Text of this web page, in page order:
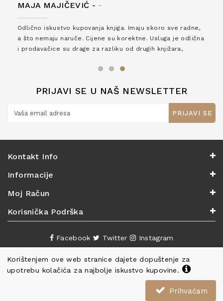
Korištenjem ove web stranice dajete dopuštenje za
upotrebu kolačića za najbolje iskustvo kupovine.
Prihvaćam
MAJA MAJIČEVIĆ - -
Odlično iskustvo kupovanja knjiga. Imaju skoro sve radne,
a što nemaju naruče. Cijene su korektne. Usluga je odlična
i prodavačice su drage za razliku od drugih knjižara,
PRIJAVI SE U NAŠ NEWSLETTER
PRIJAVI SE
Kontakt Info
Informacije
Moj Račun
Korisnička Podrška
Facebook Twitter Instagram